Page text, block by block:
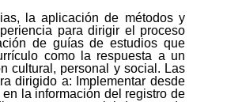
la aplicación de métodos y
para dirigir el proceso
de guías de estudios que
como la respuesta a un
cultural, personal y social. Las
dirigido a: Implementar desde
la información del registro de